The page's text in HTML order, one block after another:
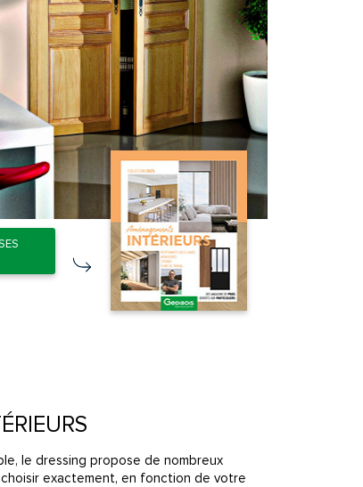
le dressing propose de nombreux
exactement, en fonction de votre